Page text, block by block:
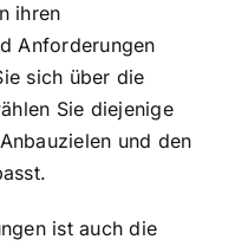
ihren
Anforderungen
sich über die
Sie diejenige
und den
ist auch die